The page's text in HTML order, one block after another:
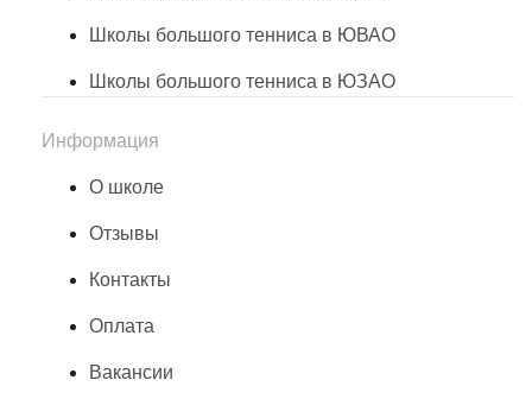
Школы большого тенниса в ЮВАО
Школы большого тенниса в ЮЗАО
Информация
О школе
Отзывы
Контакты
Оплата
Вакансии